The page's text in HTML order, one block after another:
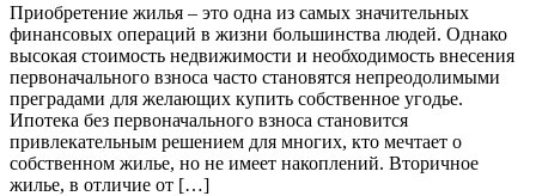
Приобретение жилья – это одна из самых значительных
финансовых операций в жизни большинства людей. Однако
высокая стоимость недвижимости и необходимость внесения
первоначального взноса часто становятся непреодолимыми
преградами для желающих купить собственное угодье.
Ипотека без первоначального взноса становится
привлекательным решением для многих, кто мечтает о
собственном жилье, но не имеет накоплений. Вторичное
жилье, в отличие от […]